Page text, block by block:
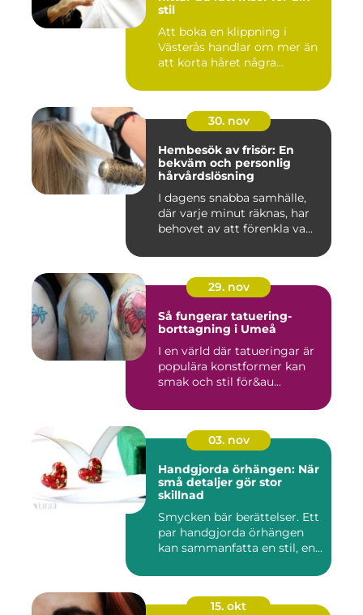
stil
Att boka en klippning i
Västerås handlar om mer än
att korta håret några...
30. nov
Hembesök av frisör: En
bekväm och personlig
hårvårdslösning
I dagens snabba samhälle,
där varje minut räknas, har
behovet av att förenkla va...
29. nov
Så fungerar tatuering-
borttagning i Umeå
I en värld där tatueringar är
populära konstformer kan
smak och stil för&au...
03. nov
Handgjorda örhängen: När
små detaljer gör stor
skillnad
Smycken bär berättelser. Ett
par handgjorda örhängen
kan sammanfatta en stil, en...
15. okt